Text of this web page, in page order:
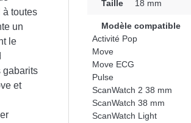
à toutes
un
le
gabarits
et
Taille 18 mm
Modèle compatible
Activité Pop
Move
Move ECG
Pulse
ScanWatch 2 38 mm
ScanWatch 38 mm
ScanWatch Light